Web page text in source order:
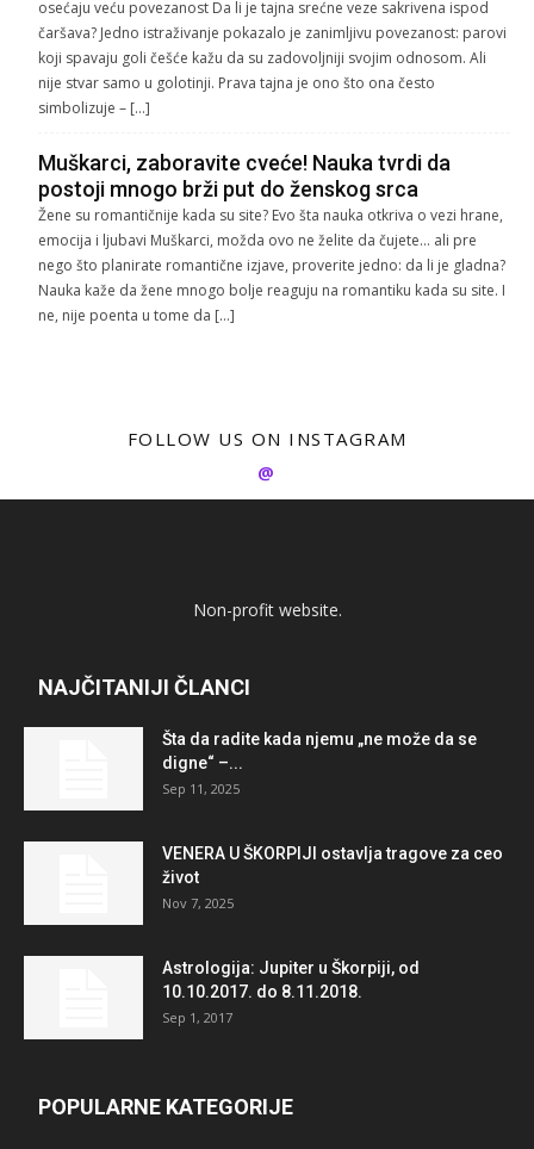
osećaju veću povezanost Da li je tajna srećne veze sakrivena ispod
čaršava? Jedno istraživanje pokazalo je zanimljivu povezanost: parovi
koji spavaju goli češće kažu da su zadovoljniji svojim odnosom. Ali
nije stvar samo u golotinji. Prava tajna je ono što ona često
simbolizuje – […]
Muškarci, zaboravite cveće! Nauka tvrdi da
postoji mnogo brži put do ženskog srca
Žene su romantičnije kada su site? Evo šta nauka otkriva o vezi hrane,
emocija i ljubavi Muškarci, možda ovo ne želite da čujete… ali pre
nego što planirate romantične izjave, proverite jedno: da li je gladna?
Nauka kaže da žene mnogo bolje reaguju na romantiku kada su site. I
ne, nije poenta u tome da […]
FOLLOW US ON INSTAGRAM
@
Non-profit website.
NAJČITANIJI ČLANCI
Šta da radite kada njemu „ne može da se
digne“ –...
Sep 11, 2025
VENERA U ŠKORPIJI ostavlja tragove za ceo
život
Nov 7, 2025
Astrologija: Jupiter u Škorpiji, od
10.10.2017. do 8.11.2018.
Sep 1, 2017
POPULARNE KATEGORIJE